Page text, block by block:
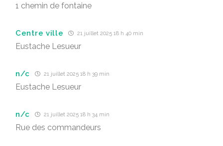
1 chemin de fontaine
Centre ville 21 juillet 2025 18 h 40 min
Eustache Lesueur
n/c 21 juillet 2025 18 h 39 min
Eustache Lesueur
n/c 21 juillet 2025 18 h 34 min
Rue des commandeurs